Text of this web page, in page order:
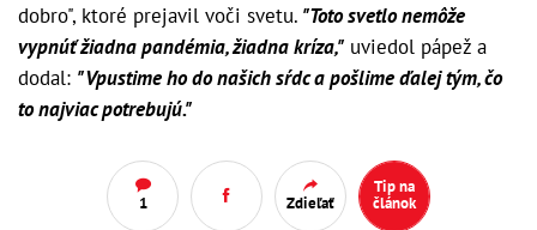
dobro", ktoré prejavil voči svetu. "Toto svetlo nemôže
vypnúť žiadna pandémia, žiadna kríza," uviedol pápež a
dodal: "Vpustime ho do našich sŕdc a pošlime ďalej tým, čo
to najviac potrebujú."
1 Zdieľať
Tip na
článok